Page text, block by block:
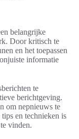
belangrijke
Door kritisch te
en het toepassen
informatie
te
berichtgeving.
om nepnieuws te
en technieken is
vinden.